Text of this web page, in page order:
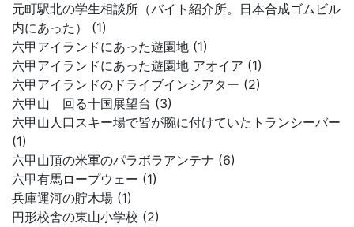
元町駅北の学生相談所（バイト紹介所。日本合成ゴムビル
内にあった） (1)
六甲アイランドにあった遊園地 (1)
六甲アイランドにあった遊園地 アオイア (1)
六甲アイランドのドライブインシアター (2)
六甲山 回る十国展望台 (3)
六甲山人口スキー場で皆が腕に付けていたトランシーバー
(1)
六甲山頂の米軍のパラボラアンテナ (6)
六甲有馬ロープウェー (1)
兵庫運河の貯木場 (1)
円形校舎の東山小学校 (2)